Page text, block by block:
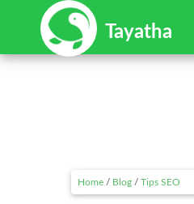
Tayatha
Home / Blog / Tips SEO